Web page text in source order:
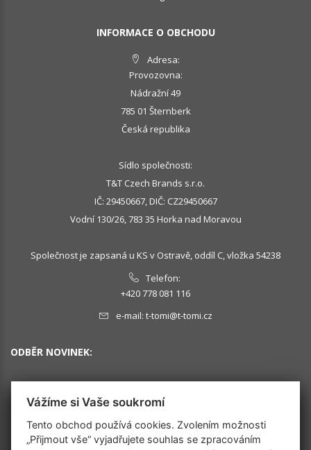
INFORMACE O OBCHODU
Adresa:
Provozovna:
Nádražní 49
785 01 Šternberk
Česká republika
Sídlo společnosti:
T&T Czech Brands s.r.o.
IČ: 29450667, DIČ: CZ29450667
Vodní 130/26, 783 35 Horka nad Moravou
Společnost je zapsaná u KS v Ostravě, oddíl C, vložka 54238
Telefon:
+420 778 081 116
e-mail: t-tomi@t-tomi.cz
ODBĚR NOVINEK:
OK
Vážíme si Vaše soukromí
Tento obchod používá cookies. Zvolením možnosti
„Přijmout vše“ vyjadřujete souhlas se zpracováním